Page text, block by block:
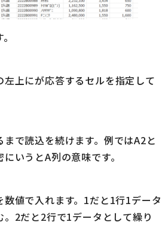
上にが応答するセルを指定して
で読込を続けます。例ではA2と
いうとA列の意味です。
値で入れます。1だと1行1データ
。2だと2行で1データとして繰り